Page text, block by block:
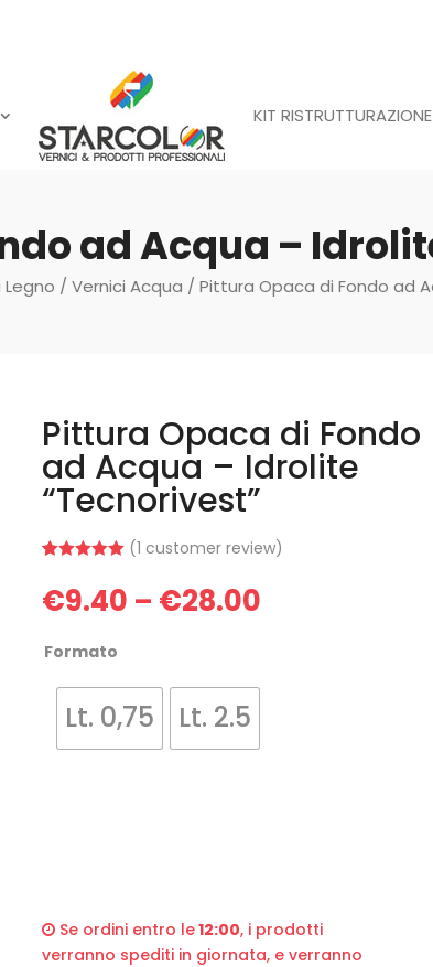
KIT RISTRUTTURAZIONE
ad Acqua –
Legno / Vernici Acqua / Pittura Opaca di Fondo ad
Pittura Opaca di Fondo
ad Acqua – Idrolite
“Tecnorivest”
out of 5
based on
(1 customer review)
€9.40 – €28.00
Formato
Lt. 0,75 Lt. 2.5
Se ordini entro le12:00, i prodotti
verranno spediti in giornata, e verranno